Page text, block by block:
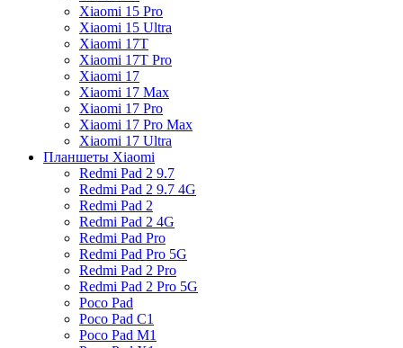
Xiaomi 15 Pro
Xiaomi 15 Ultra
Xiaomi 17T
Xiaomi 17T Pro
Xiaomi 17
Xiaomi 17 Max
Xiaomi 17 Pro
Xiaomi 17 Pro Max
Xiaomi 17 Ultra
Планшеты Xiaomi
Redmi Pad 2 9.7
Redmi Pad 2 9.7 4G
Redmi Pad 2
Redmi Pad 2 4G
Redmi Pad Pro
Redmi Pad Pro 5G
Redmi Pad 2 Pro
Redmi Pad 2 Pro 5G
Poco Pad
Poco Pad C1
Poco Pad M1